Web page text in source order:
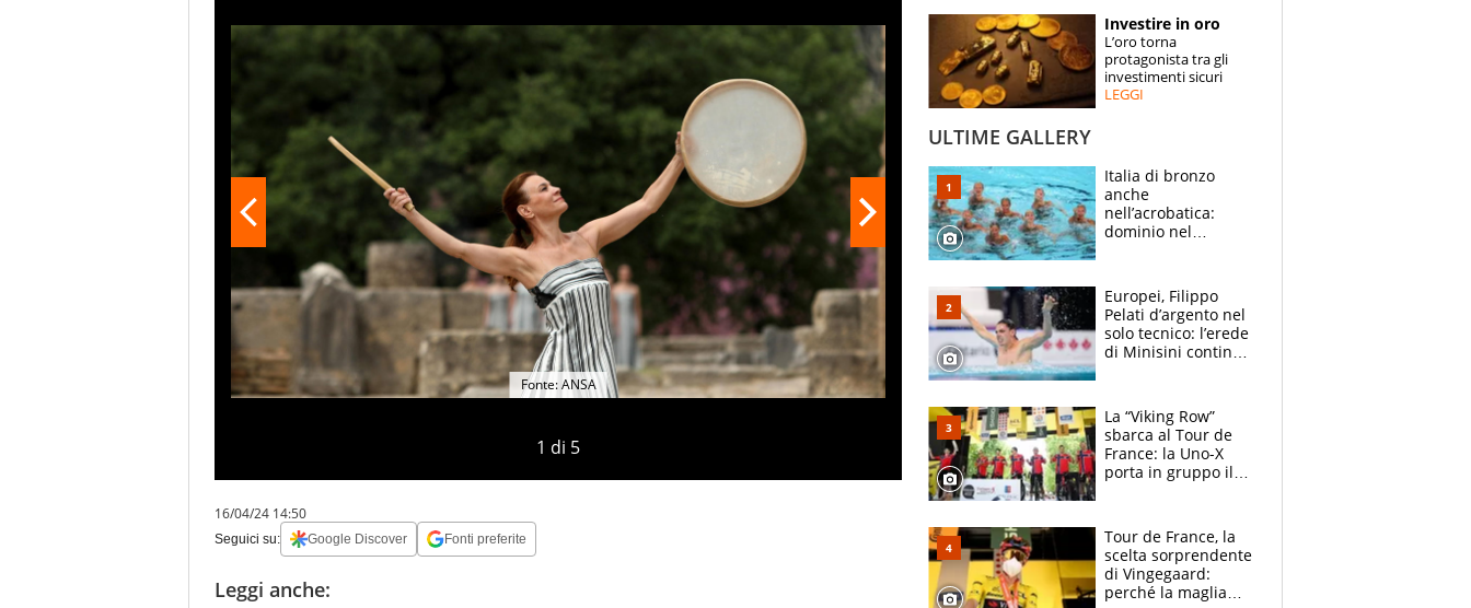
SPECIALI
ESPERTI
1 di 5
Fonte: ANSA
16/04/24 14:50
Seguici su: Google Discover Fonti preferite
Leggi anche:
Investire in oro
L’oro torna
protagonista tra gli
investimenti sicuri
LEGGI
ULTIME GALLERY
Italia di bronzo
anche
nell’acrobatica:
dominio nel
e compagni
continuare
Europei, Filippo
Pelati d’argento nel
solo tecnico: l’erede
di Minisini continua
mirino
La “Viking Row”
sbarca al Tour de
France: la Uno-X
porta in gruppo il
compagni
Tour de France, la
scelta sorprendente
di Vingegaard:
perché la maglia